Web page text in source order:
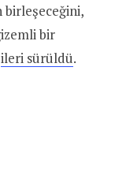
birleşeceğini,
bir
ileri sürüldü.